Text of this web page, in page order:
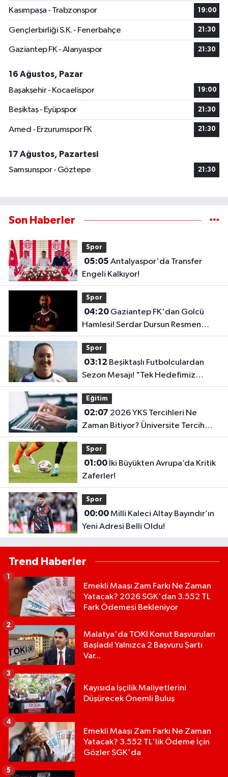
Kasımpaşa - Trabzonspor 19:00
Gençlerbirliği S.K. - Fenerbahçe 21:30
Gaziantep FK - Alanyaspor 21:30
16 Ağustos, Pazar
Başakşehir - Kocaelispor
19:00
Beşiktaş - Eyüpspor 21:30
Amed - Erzurumspor FK 21:30
17 Ağustos, Pazartesi
Samsunspor - Göztepe
21:30
Son Haberler
Spor
05:05
Engeli Kalkıyor!
Spor
04:20Gaziantep FK'dan Golcü
Hamlesi! Serdar Dursun Resmen
İmzayı Attı!
Spor
03:12
Sezon Mesajı! "Tek Hedefimiz
Şampiyonluk"
Eğitim
02:07
Zaman Bitiyor? Üniversite Tercih
Sonuçları Açıklandı Mı?
Spor
01:00İki Büyükten Avrupa’da Kritik
Zaferler!
Spor
00:00Milli Kaleci Altay Bayındır’ın
Yeni Adresi Belli Oldu!
Trend Haberler
Emekli Maaşı Zam Farkı Ne Zaman
Yatacak? 2026 SGK'dan 3.552 TL
Fark Ödemesi Bekleniyor
1
Malatya'da TOKİ Konut Başvuruları
Başladı! Yalnızca 2 Başvuru Şartı
Var...
2
Kayısıda İşçilik Maliyetlerini
Düşürecek Önemli Buluş
3
Emekli Maaşı Zam Farkı Ne Zaman
Yatacak? 3.552 TL'lik Ödeme İçin
Gözler SGK'da
4
5